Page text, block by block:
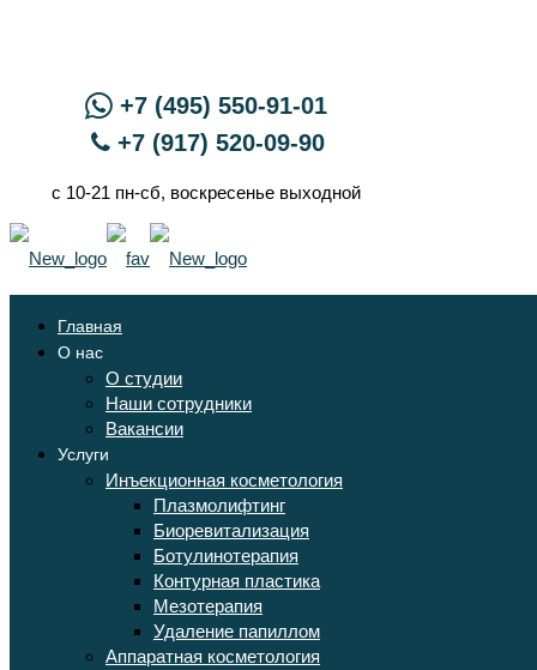
+7 (495) 550-91-01
+7 (917) 520-09-90
с 10-21 пн-сб, воскресенье выходной
Главная
О нас
О студии
Наши сотрудники
Вакансии
Услуги
Инъекционная косметология
Плазмолифтинг
Биоревитализация
Ботулинотерапия
Контурная пластика
Мезотерапия
Удаление папиллом
Аппаратная косметология